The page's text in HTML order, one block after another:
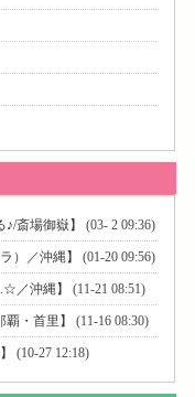
斎場御嶽】 (03- 2 09:36)
）／沖縄】 (01-20 09:56)
／沖縄】 (11-21 08:51)
・首里】 (11-16 08:30)
(10-27 12:18)